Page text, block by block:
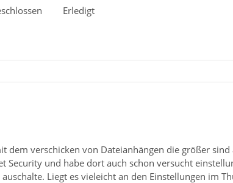
Erledigt
dem verschicken von Dateianhängen die größer
Security und habe dort auch schon versucht
Liegt es vieleicht an den Einstellungen im